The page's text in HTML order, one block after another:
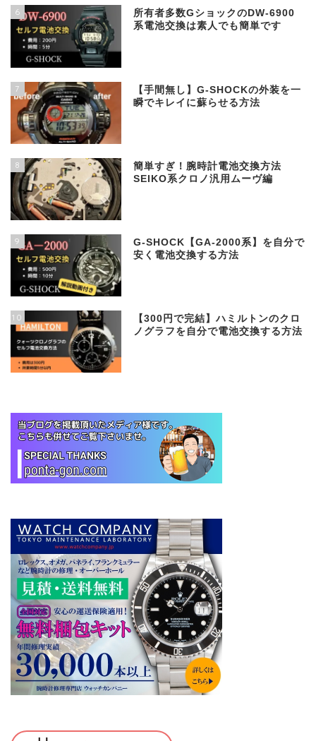
6
所有者多数GショックのDW-6900
系電池交換は素人でも簡単です
7
【手間無し】G-SHOCKの外装を一
瞬でキレイに蘇らせる方法
8
簡単すぎ！腕時計電池交換方法
SEIKO系クロノ汎用ムーヴ編
9
G-SHOCK【GA-2000系】を自分で
安く電池交換する方法
10
【300円で完結】ハミルトンのクロ
ノグラフを自分で電池交換する方法